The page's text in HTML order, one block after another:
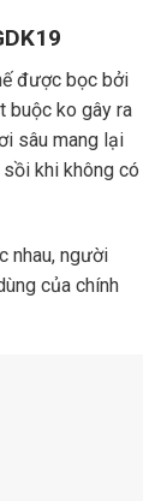
được bọc bởi
buộc ko gây ra
sâu mang lại
khi không có
nhau, người
của chính